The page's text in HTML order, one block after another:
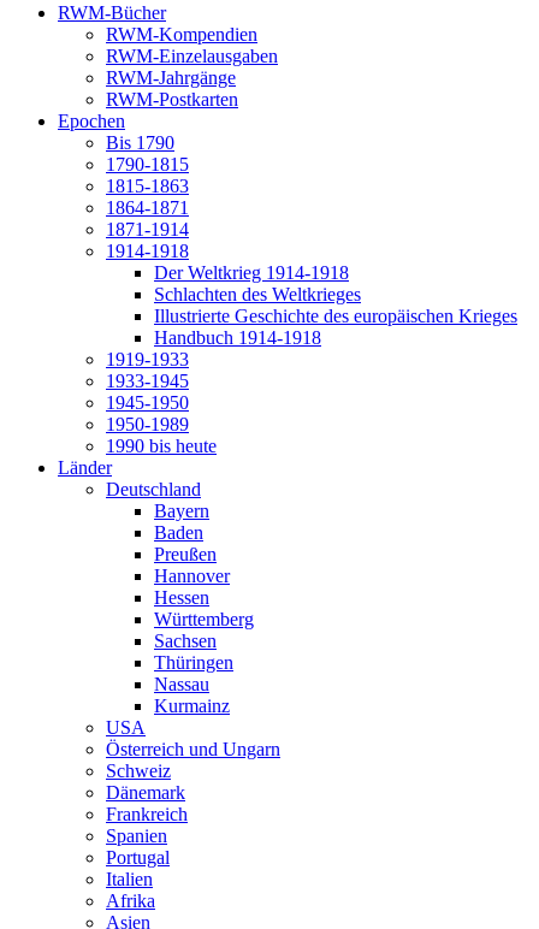
RWM-Bücher
RWM-Kompendien
RWM-Einzelausgaben
RWM-Jahrgänge
RWM-Postkarten
Epochen
Bis 1790
1790-1815
1815-1863
1864-1871
1871-1914
1914-1918
Der Weltkrieg 1914-1918
Schlachten des Weltkrieges
Illustrierte Geschichte des europäischen Krieges
Handbuch 1914-1918
1919-1933
1933-1945
1945-1950
1950-1989
1990 bis heute
Länder
Deutschland
Bayern
Baden
Preußen
Hannover
Hessen
Württemberg
Sachsen
Thüringen
Nassau
Kurmainz
USA
Österreich und Ungarn
Schweiz
Dänemark
Frankreich
Spanien
Portugal
Italien
Afrika
Asien